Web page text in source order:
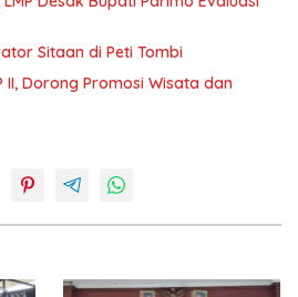
Sitaan di Peti Tombi
II, Dorong Promosi Wisata dan